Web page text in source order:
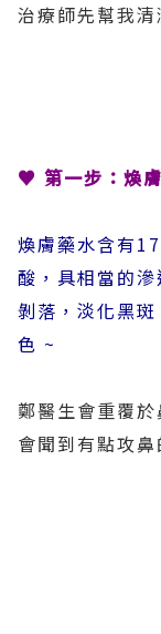
治療師先幫我清
♥ 第一步：煥
煥膚藥水含有
酸，具相當的
剝落，淡化黑
色 ~
鄭醫生會重覆
會聞到有點攻